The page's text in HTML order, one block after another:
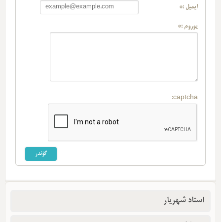
ایمیل :*
یوروم :*
captcha:
استاد شهریار